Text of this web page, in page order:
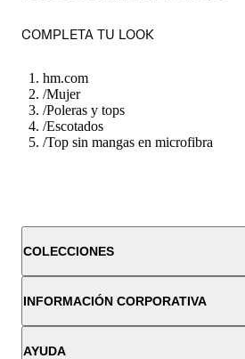
COMPLETA TU LOOK
hm.com
/Mujer
/Poleras y tops
/Escotados
/Top sin mangas en microfibra
COLECCIONES
INFORMACIÓN CORPORATIVA
AYUDA